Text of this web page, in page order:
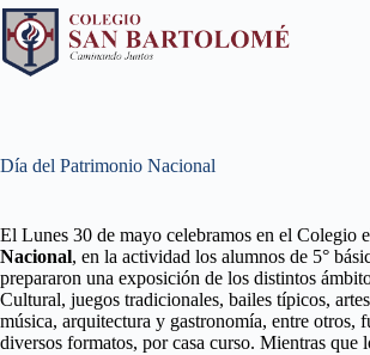
Día del Patrimonio Nacional
El Lunes 30 de mayo celebramos en el Colegio
Nacional, en la actividad los alumnos de 5°
prepararon una exposición de los distintos
Cultural, juegos tradicionales, bailes típicos,
música, arquitectura y gastronomía, entre otros,
diversos formatos, por casa curso. Mientras que